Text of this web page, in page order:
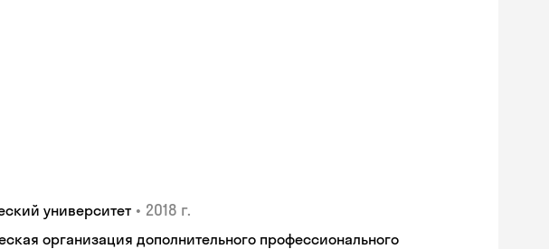
университет • 2018 г.
организация дополнительного профессионального